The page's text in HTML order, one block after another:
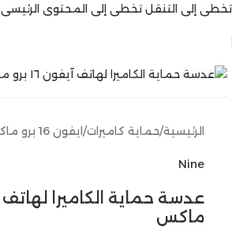
تخطي إلى التنقل تخطي إلى المحتوى الرئيسي
الرئيسية/حماية كاميرات/ايفون 16 برو ماكس
Nine
ماكس